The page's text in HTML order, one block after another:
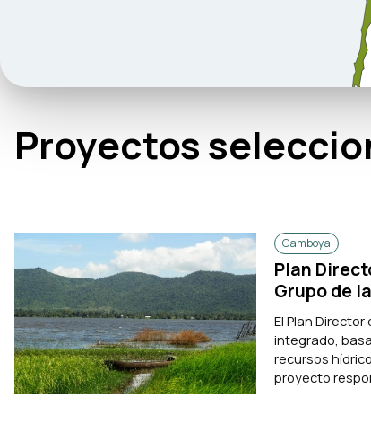
Proyectos
Camboya
Plan
Grupo de
El Plan
integrado,
recursos
proyecto